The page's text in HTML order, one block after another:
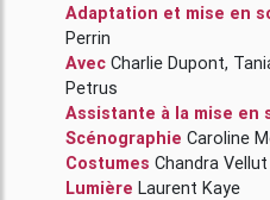
Adaptation et mise en
Perrin
Avec
Charlie Dupont,
Petrus
Assistante à la mise en
Scénographie Caroline
Costumes Chandra Vellut
Lumière Laurent Kaye